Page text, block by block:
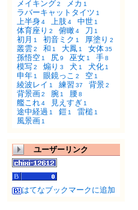
メイキング2 メカ 1
ラバーキャットタイツ 1
上半身4 上肢 4 中世 1
体育座り 2 俯瞰4 刀 1
初月 1 初音ミク 1 厚塗り 2
叢雲2 和 1 大鳳 1 女体35
孫悟空 1 尻9 巫女 1 手8
模写2 煽り 3 犬 1 犬化 1
申年 1 眼鏡っこ 2 空 1
綾波レイ 1 練習 37 背景2
背景画2 腕 1 腰8
艦これ4 見えすぎ 1
途中経過 1 鎧 1 雷槌 1
風景画 1
ユーザーリンク
はてなブックマークに追加